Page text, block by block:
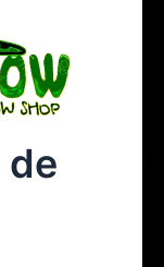
Estamos